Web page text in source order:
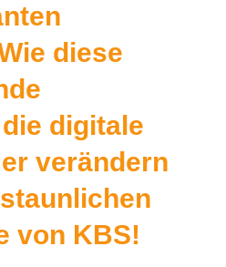
diese
digitale
verändern
von KBS!